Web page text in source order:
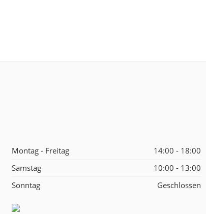
Montag - Freitag
14:00 - 18:00
Samstag
10:00 - 13:00
Sonntag
Geschlossen